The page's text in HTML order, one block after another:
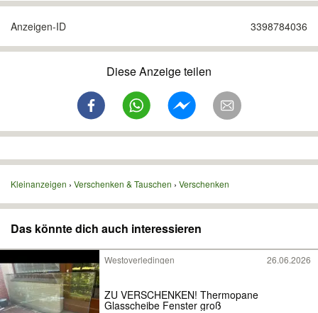
Anzeigen-ID 3398784036
Diese Anzeige teilen
Kleinanzeigen Verschenken & Tauschen Verschenken
Das könnte dich auch interessieren
Westoverledingen 26.06.2026
ZU VERSCHENKEN! Thermopane
Glasscheibe Fenster groß